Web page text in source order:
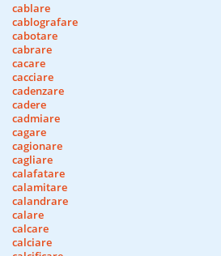
cablare
cablografare
cabotare
cabrare
cacare
cacciare
cadenzare
cadere
cadmiare
cagare
cagionare
cagliare
calafatare
calamitare
calandrare
calare
calcare
calciare